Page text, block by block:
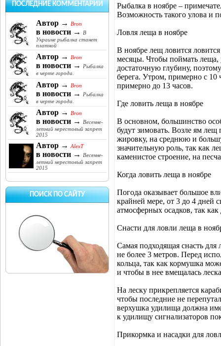
ПОСЛЕДНИЕ КОММЕНТАРИИ
Автор → Bron
в новости →
В
Украине рыбалка станет
платной
Автор → Bron
в новости →
Рыбалка
в черте города.
Автор → Bron
в новости →
Рыбалка
в черте города.
Автор → Bron
в новости →
Весенне-
летний нерестовый запрет
2015
Автор → AlexT
в новости →
Весенне-
летний нерестовый запрет
2015
ПОИСК ПО САЙТУ
Рыбалка в ноябре –
Возможность такого улова и
Ловля леща в ноябре
В ноябре лещ ловится
месяцы. Чтобы поймать леща,
достаточную глубину,
берега. Утром, примерно с 10
примерно до 13 часов.
Где ловить леща в ноябре
В основном, большинство
будут зимовать. Возле ям лещ
жировку, на среднюю и
значительную роль, так как
каменистое строение, на
Когда ловить леща в ноябре
Погода оказывает большое
крайней мере, от 3 до 4 дней
атмосферных осадков, так
Снасти для ловли леща в
Самая подходящая снасть
не более 3 метров. Перед
кольца, так как кормушка
и чтобы в нее вмещалась
На леску прикрепляется
чтобы последние не
верхушка удилища должна
к удилищу сигнализаторов
Прикормка и насадки для